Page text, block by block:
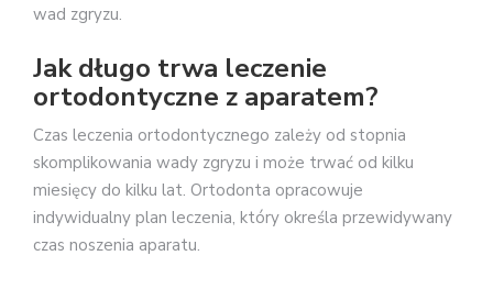
wad zgryzu.
Jak długo trwa leczenie
ortodontyczne z aparatem?
Czas leczenia ortodontycznego zależy od stopnia
skomplikowania wady zgryzu i może trwać od kilku
miesięcy do kilku lat. Ortodonta opracowuje
indywidualny plan leczenia, który określa przewidywany
czas noszenia aparatu.